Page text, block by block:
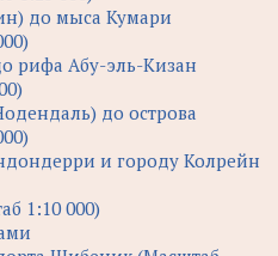
до мыса Кумари
рифа Абу-эль-Кизан
до острова
и городу Колрейн
1:10 000)